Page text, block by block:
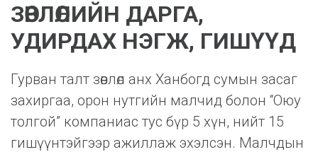
ЗӨВЛӨЛИЙН ДАРГА,
УДИРДАХ НЭГЖ, ГИШҮҮД
Гурван талт зөвлөл анх Ханбогд сумын засаг
захиргаа, орон нутгийн малчид болон “Оюу
толгой” компаниас тус бүр 5 хүн, нийт 15
гишүүнтэйгээр ажиллаж эхэлсэн. Малчдын